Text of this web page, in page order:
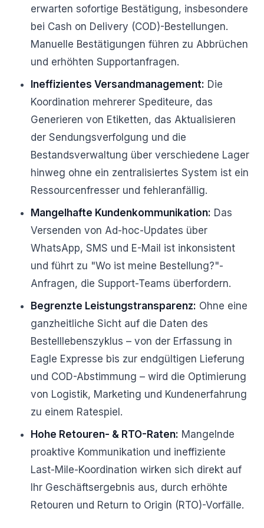
erwarten sofortige Bestätigung, insbesondere
bei Cash on Delivery (COD)-Bestellungen.
Manuelle Bestätigungen führen zu Abbrüchen
und erhöhten Supportanfragen.
Ineffizientes Versandmanagement: Die
Koordination mehrerer Spediteure, das
Generieren von Etiketten, das Aktualisieren
der Sendungsverfolgung und die
Bestandsverwaltung über verschiedene Lager
hinweg ohne ein zentralisiertes System ist ein
Ressourcenfresser und fehleranfällig.
Mangelhafte Kundenkommunikation: Das
Versenden von Ad-hoc-Updates über
WhatsApp, SMS und E-Mail ist inkonsistent
und führt zu "Wo ist meine Bestellung?"-
Anfragen, die Support-Teams überfordern.
Begrenzte Leistungstransparenz: Ohne eine
ganzheitliche Sicht auf die Daten des
Bestelllebenszyklus – von der Erfassung in
Eagle Expresse bis zur endgültigen Lieferung
und COD-Abstimmung – wird die Optimierung
von Logistik, Marketing und Kundenerfahrung
zu einem Ratespiel.
Hohe Retouren- & RTO-Raten: Mangelnde
proaktive Kommunikation und ineffiziente
Last-Mile-Koordination wirken sich direkt auf
Ihr Geschäftsergebnis aus, durch erhöhte
Retouren und Return to Origin (RTO)-Vorfälle.